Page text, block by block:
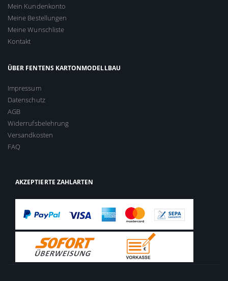
Mein Kundenkonto
Meine Bestellungen
Meine Wunschliste
Kontakt
ÜBER FENTENS KARTONMODELLBAU
Impressum
Datenschutz
AGB
Widerrufsbelehrung
Versandkosten
FAQ
AKZEPTIERTE ZAHLARTEN